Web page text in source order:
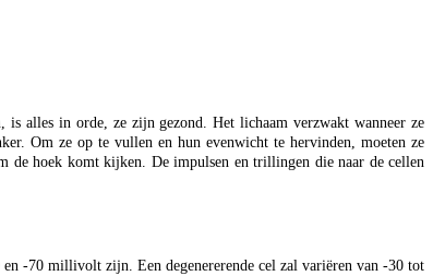
alles in orde, ze zijn gezond. Het lichaam verzwakt wanneer ze
Om ze op te vullen en hun evenwicht te hervinden, moeten ze
de hoek komt kijken. De impulsen en trillingen die naar de cellen
-70 millivolt zijn. Een degenererende cel zal variëren van -30 tot